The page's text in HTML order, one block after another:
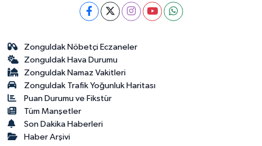
Zonguldak Nöbetçi Eczaneler
Zonguldak Hava Durumu
Zonguldak Namaz Vakitleri
Zonguldak Trafik Yoğunluk Haritası
Puan Durumu ve Fikstür
Tüm Manşetler
Son Dakika Haberleri
Haber Arşivi